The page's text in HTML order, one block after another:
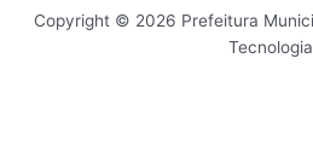
Copyright © 2026 Prefeitura
Tecnologia